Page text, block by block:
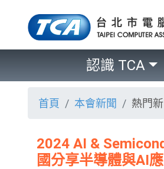
認識 TCA
首頁 本會新聞 熱門
2024 AI &
國分享半導體與AI